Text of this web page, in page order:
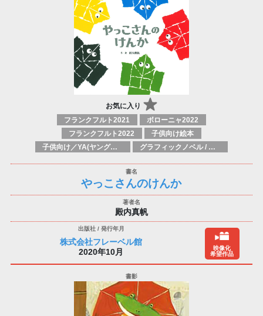
お気に入り
フランクフルト2021
ボローニャ2022
フランクフルト2022
子供向け絵本
子供向け／YA(ヤングアダルト)向け一般：芸術&芸術家
グラフィックノベル / コミックブック / 漫画：スタイル / 伝統
やっこさんのけんか
殿内真帆
株式会社フレーベル館
2020年10月
映像化
希望作品